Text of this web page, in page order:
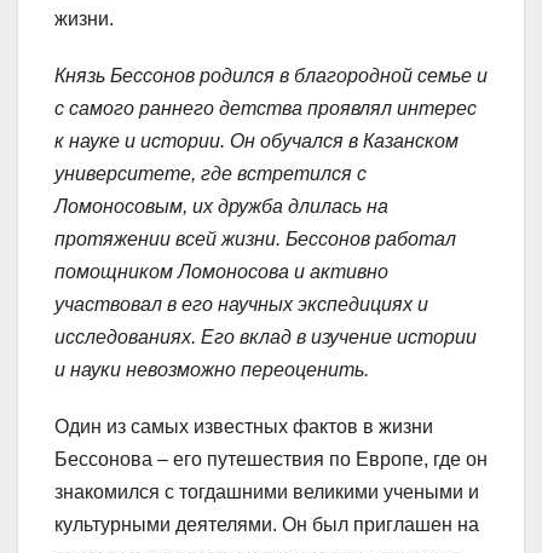
жизни.
Князь Бессонов родился в благородной семье и
с самого раннего детства проявлял интерес
к науке и истории. Он обучался в Казанском
университете, где встретился с
Ломоносовым, их дружба длилась на
протяжении всей жизни. Бессонов работал
помощником Ломоносова и активно
участвовал в его научных экспедициях и
исследованиях. Его вклад в изучение истории
и науки невозможно переоценить.
Один из самых известных фактов в жизни
Бессонова – его путешествия по Европе, где он
знакомился с тогдашними великими учеными и
культурными деятелями. Он был приглашен на